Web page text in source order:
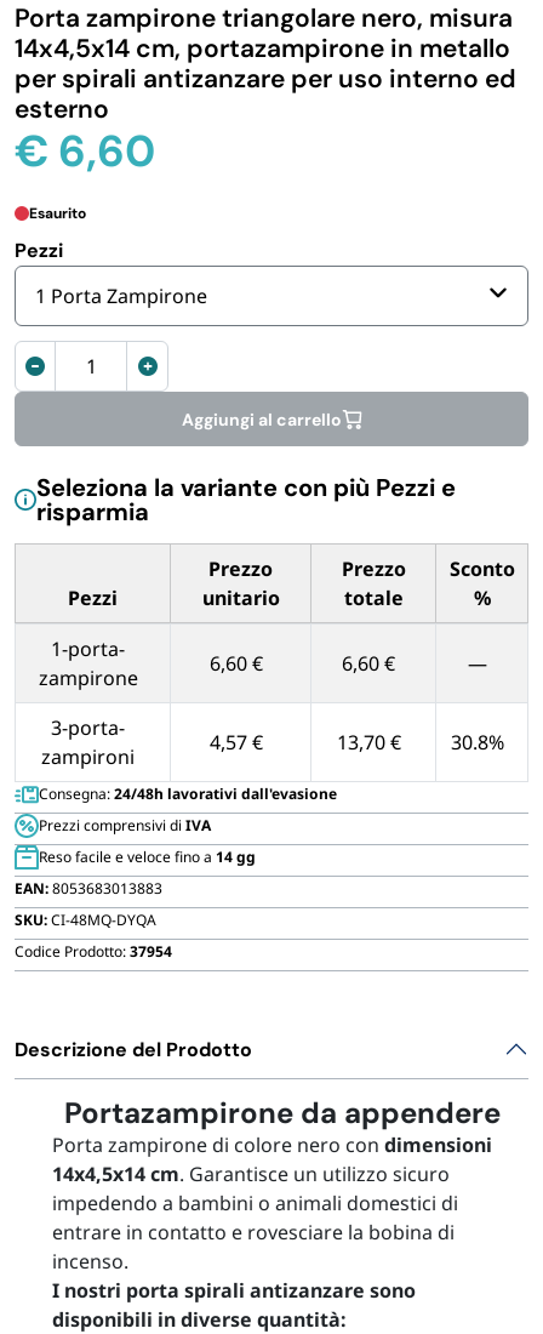
CASA E PERSONA
FERRAMENTA E LINEA AUTO
AVVOLGENTI E CONTENITORI ALIMENTARI
PET
FORNITURE SETTORE HO.RE.CA
BIODEGRADABILE
Porta zampirone triangolare nero, misura
14x4,5x14 cm, portazampirone in metallo
per spirali antizanzare per uso interno ed
esterno
€ 6,60
Esaurito
Pezzi
1 Porta Zampirone
Porta
zampirone
appendere
cm
quantità
Aggiungi al carrello
Seleziona la variante con più Pezzi e
risparmia
Tabella dei prezzi unitari in base alla quantità di Pezzi
Pezzi
Prezzo
unitario
Prezzo
totale
Sconto
%
1-porta-
zampirone
6,60 € 6,60 € —
3-porta-
zampironi
4,57 € 13,70 € 30.8%
Consegna:24/48h lavorativi dall'evasione
Prezzi comprensivi di IVA
Reso facile e veloce fino a 14 gg
EAN:8053683013883
SKU:CI-48MQ-DYQA
Codice Prodotto:37954
Descrizione del Prodotto
Portazampirone da appendere
Porta zampirone di colore nero con dimensioni
14x4,5x14 cm. Garantisce un utilizzo sicuro
impedendo a bambini o animali domestici di
entrare in contatto e rovesciare la bobina di
incenso.
I nostri porta spirali antizanzare sono
disponibili in diverse quantità: